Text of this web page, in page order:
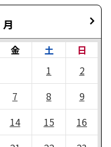
月
金 土
日
1
2
7 8
9
14 15
16